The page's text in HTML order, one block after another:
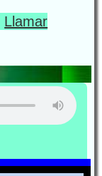
Llamar